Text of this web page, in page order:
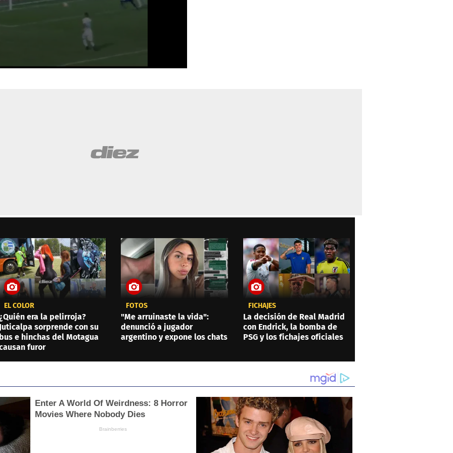
EL COLOR
era la pelirroja?
Juticalpa sorprende con su
bus e hinchas del Motagua
furor
FOTOS
"Me arruinaste la vida":
denunció a jugador
argentino y expone los chats
FICHAJES
La decisión de Real Madrid
con Endrick, la bomba de
PSG y los fichajes oficiales